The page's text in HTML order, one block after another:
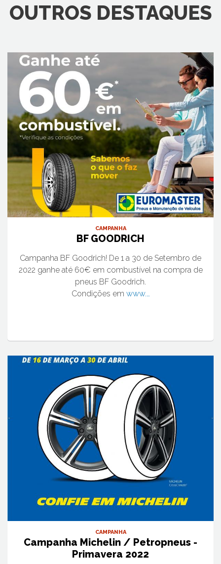
OUTROS DESTAQUES
CAMPANHA
BF GOODRICH
Campanha BF Goodrich! De 1 a 30 de Setembro de
2022 ganhe até 60€ em combustível na compra de
pneus BF Goodrich.
Condições em www.…
CAMPANHA
Campanha Michelin / Petropneus -
Primavera 2022